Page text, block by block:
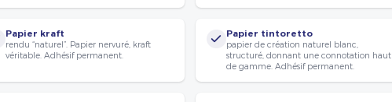
Papier kraft
rendu “naturel”. Papier nervuré, kraft
véritable. Adhésif permanent.
Papier tintoretto
papier de création naturel blanc,
structuré, donnant une connotation haut
de gamme. Adhésif permanent.